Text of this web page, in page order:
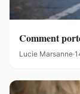
Comment
Lucie Marsanne·